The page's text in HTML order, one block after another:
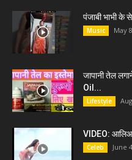
पंजाबी भाभी के
Music May
जापानी तेल
Oil...
Lifestyle
VIDEO:
Celeb June